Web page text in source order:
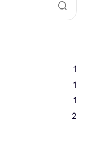
1
1
1
2